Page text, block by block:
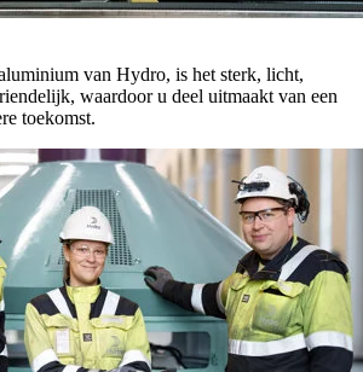
van Hydro, is het sterk, licht,
waardoor u deel uitmaakt van een
toekomst.